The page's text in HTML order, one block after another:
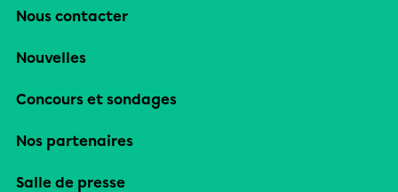
Nous contacter
Nouvelles
Concours et sondages
Nos partenaires
Salle de presse